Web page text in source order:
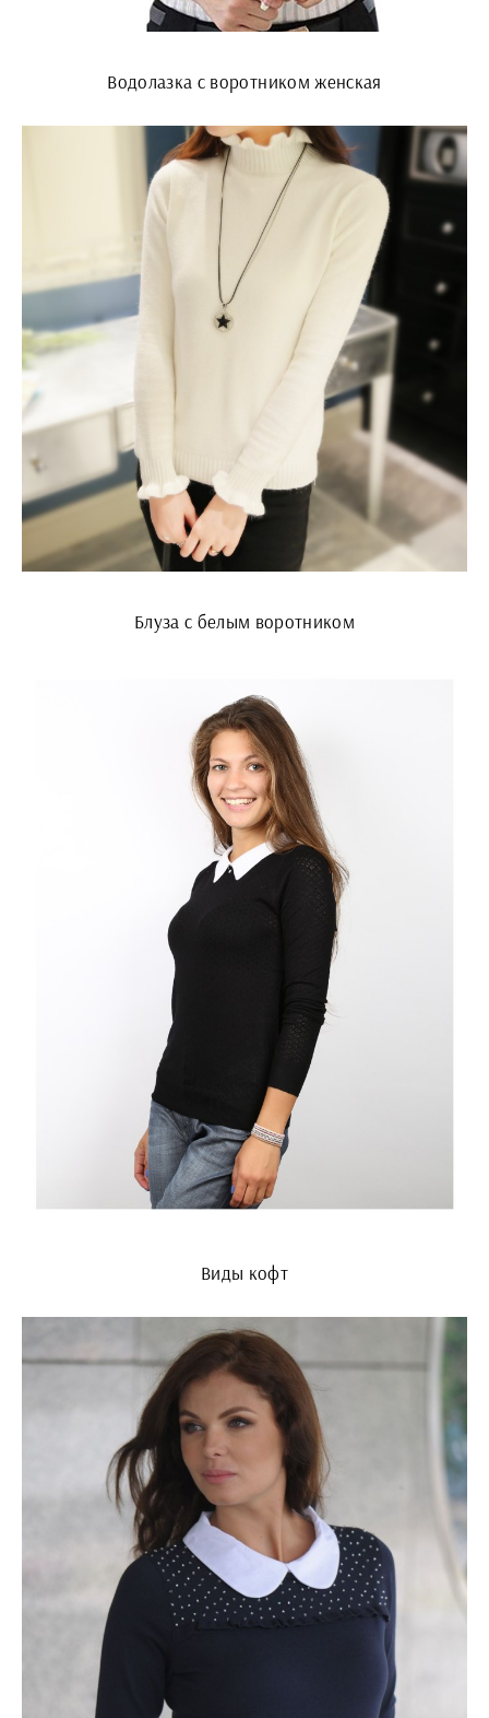
Водолазка с воротником женская
Блуза с белым воротником
Виды кофт